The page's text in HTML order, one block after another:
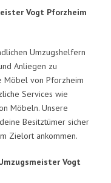
Vogt Pforzheim
Umzugshelfern
Anliegen zu
Möbel von Pforzheim
Services wie
Möbeln. Unsere
Besitztümer sicher
Zielort ankommen.
Vogt